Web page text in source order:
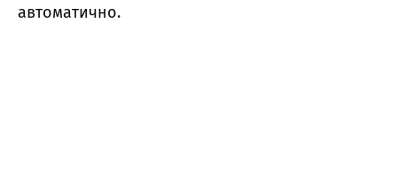
автоматично.